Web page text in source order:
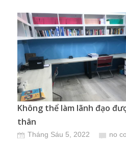
Không thể làm lãnh đạo
thân
Tháng Sáu 5, 2022 no